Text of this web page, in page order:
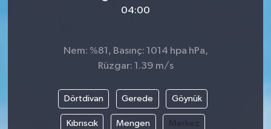
04:00
Nem: %81, Basınç: 1014 hpa hPa,
Rüzgar: 1.39 m/s
Dörtdivan Gerede Göynük
Kıbrıscık Mengen Merkez